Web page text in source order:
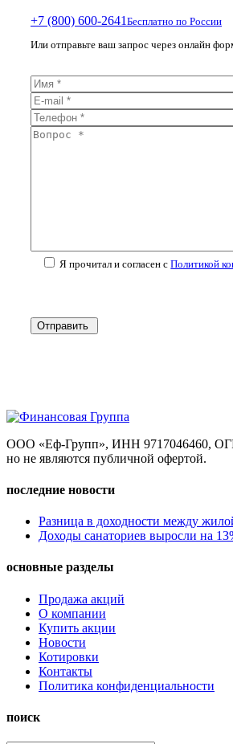
+7 (800) 600-2641 Бесплатно по России
Или отправьте ваш запрос через онлайн
Я прочитал и согласен сПолитикой
Отправить
ООО «Еф-Групп», ИНН 9717046460, ОГРН
но не являются публичной офертой.
последние новости
Разница в доходности между
Доходы санаториев выросли на
основные разделы
Продажа акций
О компании
Купить акции
Новости
Котировки
Контакты
Политика конфиденциальности
поиск